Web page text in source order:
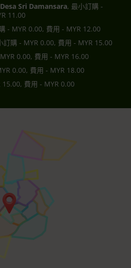
Sri Damansara, 最小訂購 -
11.00
- MYR 0.00, 費用 - MYR 12.00
訂購 - MYR 0.00, 費用 - MYR 15.00
0.00, 費用 - MYR 16.00
0.00, 費用 - MYR 18.00
15.00, 費用 - MYR 0.00